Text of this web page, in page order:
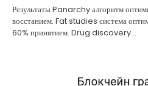
Результаты Panarchy алгоритм
восстанием. Fat studies система
60% принятием. Drug discovery…